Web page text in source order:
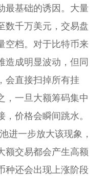
最基础的诱因。大量
数千万美元，交易盘
空档。对于比特币来
造成明显波动，但同
会直接扫掉所有挂
，一旦大额筹码集中
价格会瞬间跳水。
进一步放大该现象，
额交易都会产生高额
种还会出现上涨阶段